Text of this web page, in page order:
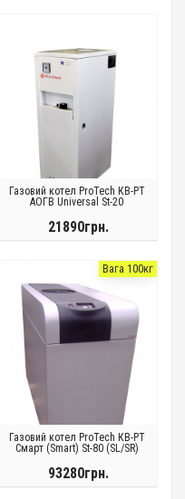
Газовий котел ProTech КВ-РТ
АОГВ Universal St-20
21890грн.
Вага 100кг
Газовий котел ProTech КВ-РТ
Смарт (Smart) St-80 (SL/SR)
93280грн.